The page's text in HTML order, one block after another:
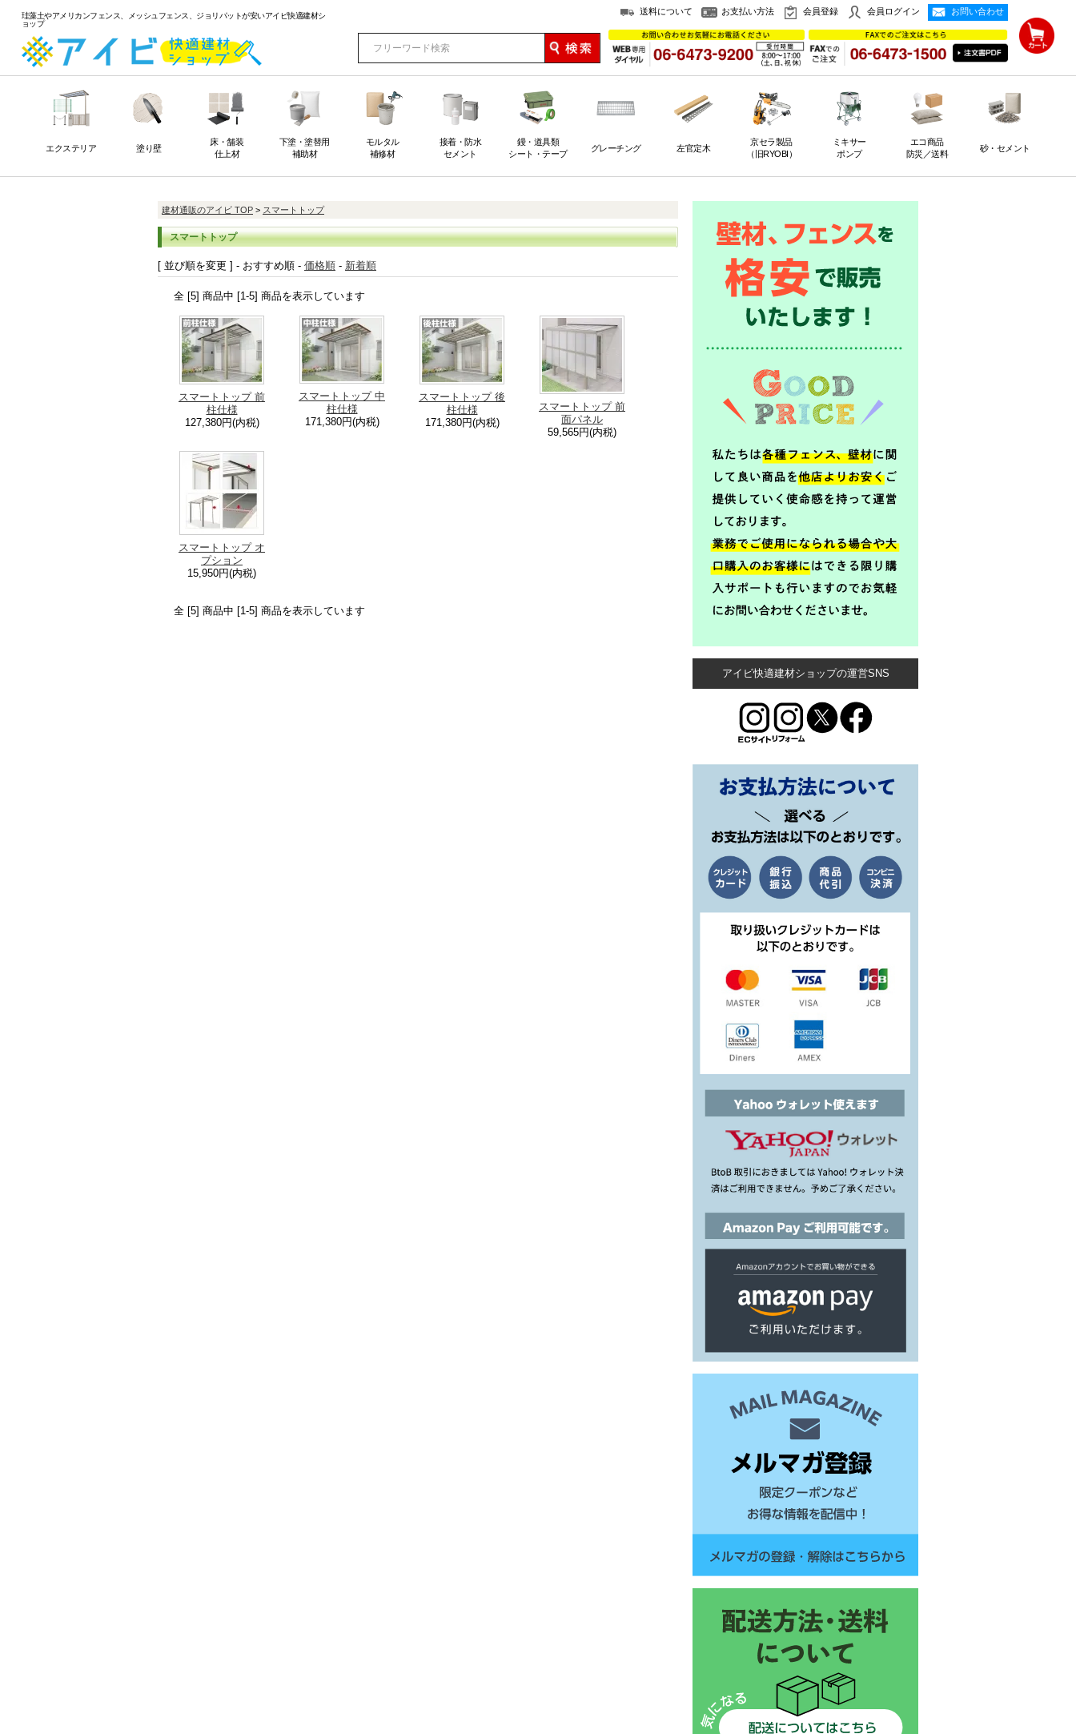
珪藻土やアメリカンフェンス、メッシュフェンス、ジョリパットが安いアイビ快適建材シ
ョップ
送料について お支払い方法 会員登録 会員ログイン お問い合わせ
エクステリア 塗り壁
床・舗装
仕上材
下塗・塗替用
補助材
モルタル
補修材
接着・防水
セメント
鏝・道具類
シート・テープ
グレーチング 左官定木
京セラ製品
（旧RYOBI）
ミキサー
ポンプ
エコ商品
防災／送料
砂・セメント
アイビ快適建材ショップの運営SNS
建材通販のアイビ TOP > スマートトップ
スマートトップ
[ 並び順を変更 ] - おすすめ順 - 価格順 - 新着順
全 [5] 商品中 [1-5] 商品を表示しています
スマートトップ 前
柱仕様
127,380円(内税)
スマートトップ 中
柱仕様
171,380円(内税)
スマートトップ 後
柱仕様
171,380円(内税)
スマートトップ 前
面パネル
59,565円(内税)
スマートトップ オ
プション
15,950円(内税)
全 [5] 商品中 [1-5] 商品を表示しています